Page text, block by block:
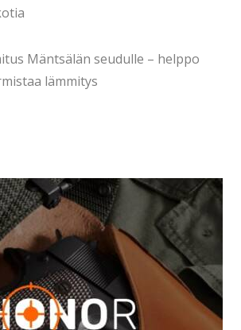
Mäntsälän seudulle – helppo
lämmitys